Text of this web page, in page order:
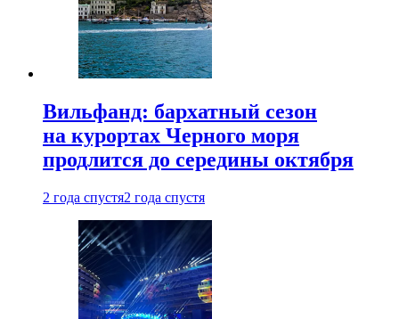
Вильфанд: бархатный сезон
на курортах Черного моря
продлится до середины октября
2 года спустя2 года спустя